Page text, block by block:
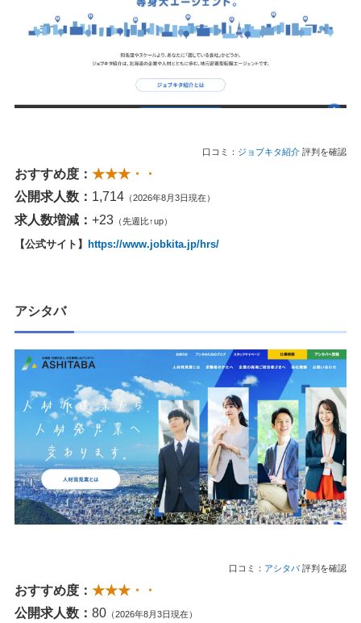
口コミ： ジョブキタ紹介 評判を確認
おすすめ度： ★★★・・
公開求人数： 1,714 （2026年8月3日現在）
求人数増減： +23 （先週比↑up）
【公式サイト】 https://www.jobkita.jp/hrs/
アシタバ
口コミ： アシタバ 評判を確認
おすすめ度： ★★★・・
公開求人数： 80 （2026年8月3日現在）